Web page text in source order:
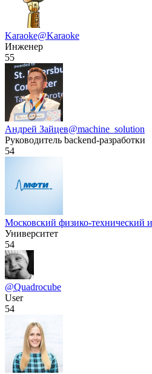
Karaoke@Karaoke
Инженер
55
Андрей Зайцев@machine_solution
Руководитель backend-разработки
54
Московский физико-технический
Университет
54
@Quadrocube
User
54